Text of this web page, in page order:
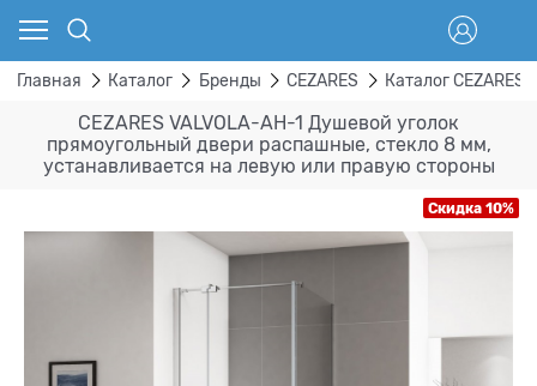
Главная Каталог Бренды CEZARES Каталог
CEZARES VALVOLA-AH-1 Душевой уголок
прямоугольный двери распашные, стекло 8 мм,
устанавливается на левую или правую стороны
Скидка 10%